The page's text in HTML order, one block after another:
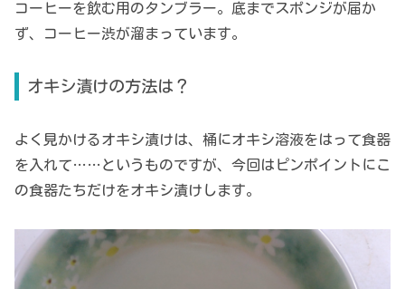
コーヒーを飲む用のタンブラー。底までスポンジが届か
ず、コーヒー渋が溜まっています。
オキシ漬けの方法は？
よく見かけるオキシ漬けは、桶にオキシ溶液をはって食器
を入れて……というものですが、今回はピンポイントにこ
の食器たちだけをオキシ漬けします。